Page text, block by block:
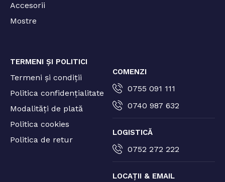
Accesorii
Mostre
TERMENI ȘI POLITICI
Termeni și condiții
Politica confidențialitate
Modalități de plată
Politica cookies
Politica de retur
COMENZI
0755 091 111
0740 987 632
LOGISTICĂ
0752 272 222
LOCAȚII & EMAIL